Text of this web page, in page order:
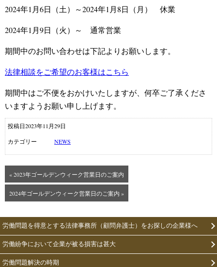
2024年1月6日（土）～2024年1月8日（月） 休業
2024年1月9日（火）～ 通常営業
期間中のお問い合わせは下記よりお願いします。
法律相談をご希望のお客様はこちら
期間中はご不便をおかけいたしますが、何卒ご了承くださ
いますようお願い申し上げます。
投稿日2023年11月29日
カテゴリー
NEWS
« 2023年ゴールデンウィーク営業日のご案内
2024年ゴールデンウィーク営業日のご案内 »
労働問題を得意とする法律事務所（顧問弁護士）をお探しの企業様へ
労働紛争において企業が被る損害は甚大
労働問題解決の時期